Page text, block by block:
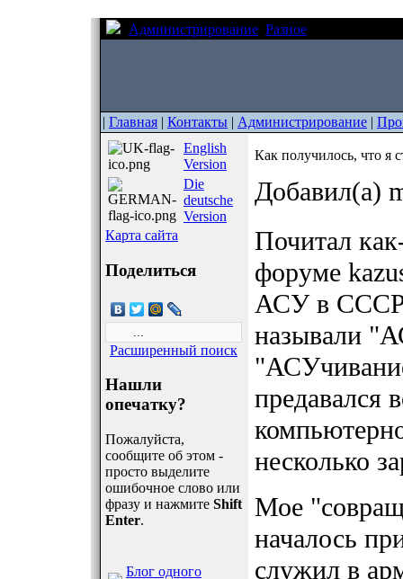
Администрирование Разное
| Главная | Контакты | Администрирование |
English
Version
Die
deutsche
Version
Карта сайта
Поделиться
Расширенный поиск
Нашли
опечатку?
Пожалуйста,
сообщите об этом -
просто выделите
ошибочное слово или
фразу и нажмите Shift
Enter.
Блог одного
Как получилось, что я
Добавил(а)
Почитал
форуме
АСУ в СССР
называли
предавался
несколько
Мое
началось
служил в